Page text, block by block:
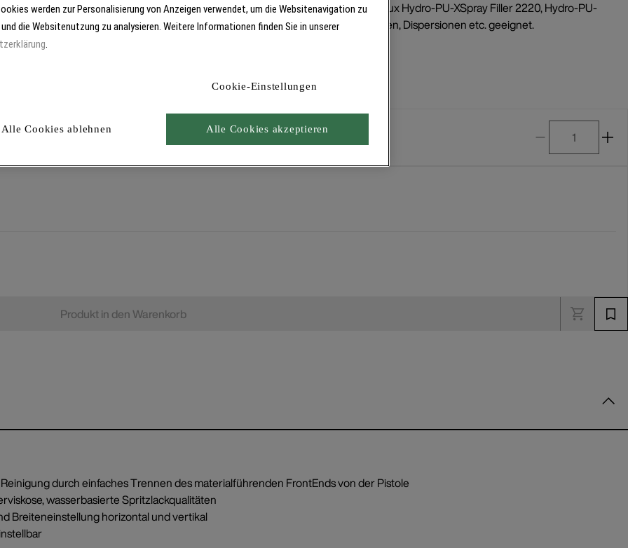
Für lösemittel- und wasserbasierte Lacke, besonders in Kombination mit Brillux Hydro-PU-XSpray Filler 2220, Hydro-PU-
Durch verschiedene FrontEnds (Zubehör) auch für die Verarbeitung von Lasuren, Dispersionen etc. geeignet.
Produkt in den Warenkorb
durch einfaches Trennen des materialführenden FrontEnds von der Pistole
wasserbasierte Spritzlackqualitäten
Breiteneinstellung horizontal und vertikal
werden zur Personalisierung von Anzeigen verwendet, um die Websitenavigation zu
die Websitenutzung zu analysieren. Weitere Informationen finden Sie in unserer
.
Cookie-Einstellungen
Alle Cookies ablehnen Alle Cookies akzeptieren